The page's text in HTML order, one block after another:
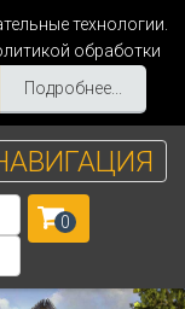
технологии.
обработки
Подробнее...
0